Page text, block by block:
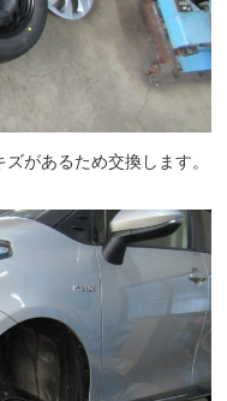
があるため交換します。